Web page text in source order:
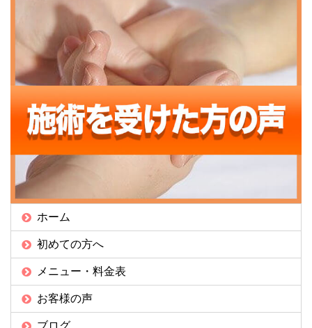
ホーム
初めての方へ
メニュー・料金表
お客様の声
ブログ